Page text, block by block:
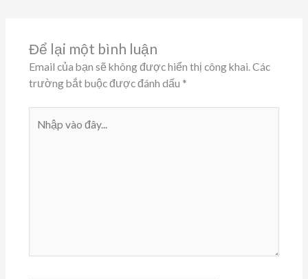
Để lại một bình luận
Email của bạn sẽ không được hiển thị công khai.Các
trường bắt buộc được đánh dấu *
vào